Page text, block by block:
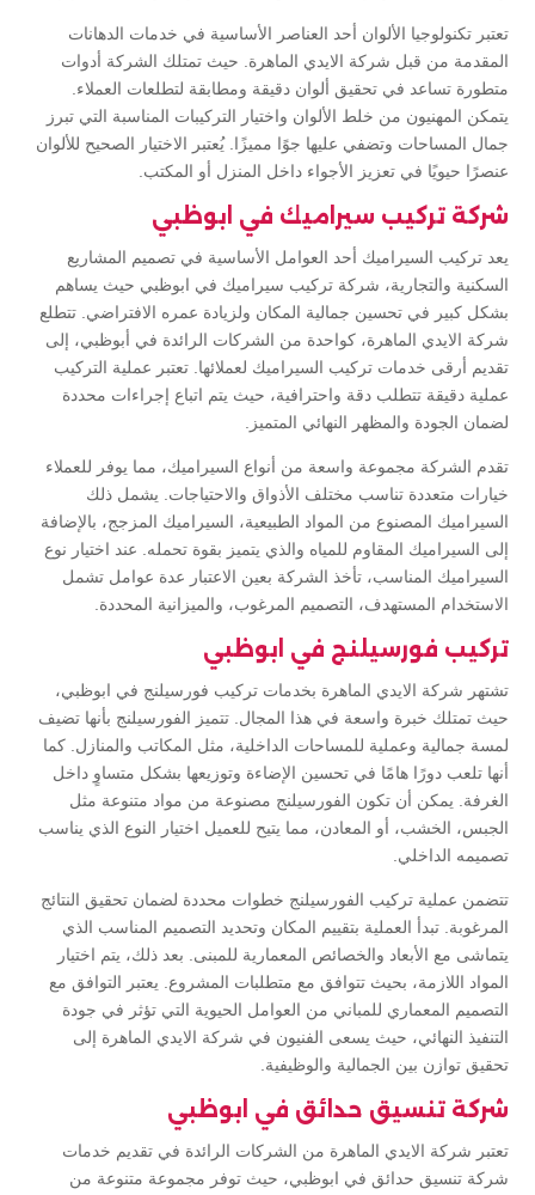
تعتبر تكنولوجيا الألوان أحد العناصر الأساسية في خدمات الدهانات
المقدمة من قبل شركة الايدي الماهرة. حيث تمتلك الشركة أدوات
متطورة تساعد في تحقيق ألوان دقيقة ومطابقة لتطلعات العملاء.
يتمكن المهنيون من خلط الألوان واختيار التركيبات المناسبة التي تبرز
جمال المساحات وتضفي عليها جوًا مميزًا. يُعتبر الاختيار الصحيح للألوان
عنصرًا حيويًا في تعزيز الأجواء داخل المنزل أو المكتب.
شركة تركيب سيراميك في ابوظبي
يعد تركيب السيراميك أحد العوامل الأساسية في تصميم المشاريع
السكنية والتجارية، شركة تركيب سيراميك في ابوظبي حيث يساهم
بشكل كبير في تحسين جمالية المكان ولزيادة عمره الافتراضي. تتطلع
شركة الايدي الماهرة، كواحدة من الشركات الرائدة في أبوظبي، إلى
تقديم أرقى خدمات تركيب السيراميك لعملائها. تعتبر عملية التركيب
عملية دقيقة تتطلب دقة واحترافية، حيث يتم اتباع إجراءات محددة
لضمان الجودة والمظهر النهائي المتميز.
تقدم الشركة مجموعة واسعة من أنواع السيراميك، مما يوفر للعملاء
خيارات متعددة تناسب مختلف الأذواق والاحتياجات. يشمل ذلك
السيراميك المصنوع من المواد الطبيعية، السيراميك المزجج، بالإضافة
إلى السيراميك المقاوم للمياه والذي يتميز بقوة تحمله. عند اختيار نوع
السيراميك المناسب، تأخذ الشركة بعين الاعتبار عدة عوامل تشمل
الاستخدام المستهدف، التصميم المرغوب، والميزانية المحددة.
تركيب فورسيلنج في ابوظبي
تشتهر شركة الايدي الماهرة بخدمات تركيب فورسيلنج في ابوظبي،
حيث تمتلك خبرة واسعة في هذا المجال. تتميز الفورسيلنج بأنها تضيف
لمسة جمالية وعملية للمساحات الداخلية، مثل المكاتب والمنازل. كما
أنها تلعب دورًا هامًا في تحسين الإضاءة وتوزيعها بشكل متساوٍ داخل
الغرفة. يمكن أن تكون الفورسيلنج مصنوعة من مواد متنوعة مثل
الجبس، الخشب، أو المعادن، مما يتيح للعميل اختيار النوع الذي يناسب
تصميمه الداخلي.
تتضمن عملية تركيب الفورسيلنج خطوات محددة لضمان تحقيق النتائج
المرغوبة. تبدأ العملية بتقييم المكان وتحديد التصميم المناسب الذي
يتماشى مع الأبعاد والخصائص المعمارية للمبنى. بعد ذلك، يتم اختيار
المواد اللازمة، بحيث تتوافق مع متطلبات المشروع. يعتبر التوافق مع
التصميم المعماري للمباني من العوامل الحيوية التي تؤثر في جودة
التنفيذ النهائي، حيث يسعى الفنيون في شركة الايدي الماهرة إلى
تحقيق توازن بين الجمالية والوظيفية.
شركة تنسيق حدائق في ابوظبي
تعتبر شركة الايدي الماهرة من الشركات الرائدة في تقديم خدمات
شركة تنسيق حدائق في ابوظبي، حيث توفر مجموعة متنوعة من